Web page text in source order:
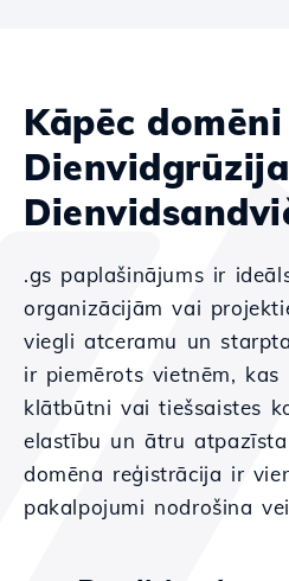
Kāpēc domēni
.gs paplašinājums ir
organizācijām vai
viegli atceramu un
ir piemērots vietnēm,
klātbūtni vai tiešsaistes
elastību un ātru
domēna reģistrācija ir
pakalpojumi nodrošina